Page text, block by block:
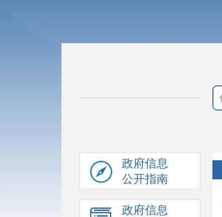
政府信息
公开指南
政府信息